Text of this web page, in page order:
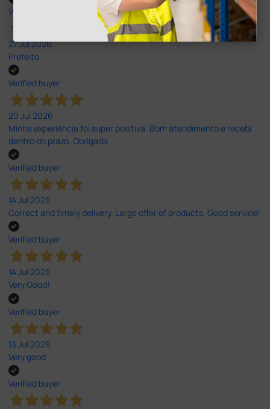
Verified buyer
27 Jul 2026
Prefeito
Verified buyer
20 Jul 2026
Minha experiência foi super positiva. Bom atendimento e recebi
dentro do prazo. Obrigada.
Verified buyer
14 Jul 2026
Correct and timely delivery. Large offer of products. Good service!
Verified buyer
14 Jul 2026
Very Good!
Verified buyer
13 Jul 2026
Very good
Verified buyer